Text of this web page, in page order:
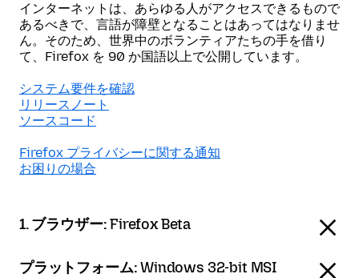
インターネットは、あらゆる人がアクセスできるもので
あるべきで、言語が障壁となることはあってはなりませ
ん。そのため、世界中のボランティアたちの手を借り
て、Firefox を 90 か国語以上で公開しています。
システム要件を確認
リリースノート
ソースコード
Firefox プライバシーに関する通知
お困りの場合
1. ブラウザー:Firefox Beta
プラットフォーム:Windows 32-bit MSI